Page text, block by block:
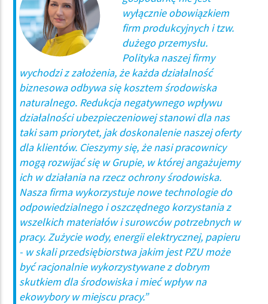
wyłącznie obowiązkiem
firm produkcyjnych i tzw.
dużego przemysłu.
Polityka naszej firmy
wychodzi z założenia, że każda działalność
biznesowa odbywa się kosztem środowiska
naturalnego. Redukcja negatywnego wpływu
działalności ubezpieczeniowej stanowi dla nas
taki sam priorytet, jak doskonalenie naszej oferty
dla klientów. Cieszymy się, że nasi pracownicy
mogą rozwijać się w Grupie, w której angażujemy
ich w działania na rzecz ochrony środowiska.
Nasza firma wykorzystuje nowe technologie do
odpowiedzialnego i oszczędnego korzystania z
wszelkich materiałów i surowców potrzebnych w
pracy. Zużycie wody, energii elektrycznej, papieru
- w skali przedsiębiorstwa jakim jest PZU może
być racjonalnie wykorzystywane z dobrym
skutkiem dla środowiska i mieć wpływ na
ekowybory w miejscu pracy.”